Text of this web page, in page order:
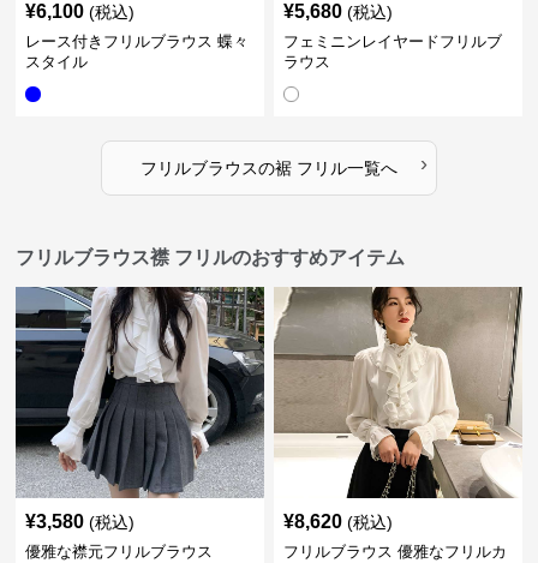
¥6,100 (税込)
レース付きフリルブラウス 蝶々
スタイル
¥5,680 (税込)
フェミニンレイヤードフリルブ
ラウス
フリルブラウスの裾 フリル一覧へ ›
フリルブラウス襟 フリルのおすすめアイテム
¥3,580 (税込)
優雅な襟元フリルブラウス
¥8,620 (税込)
フリルブラウス 優雅なフリルカ